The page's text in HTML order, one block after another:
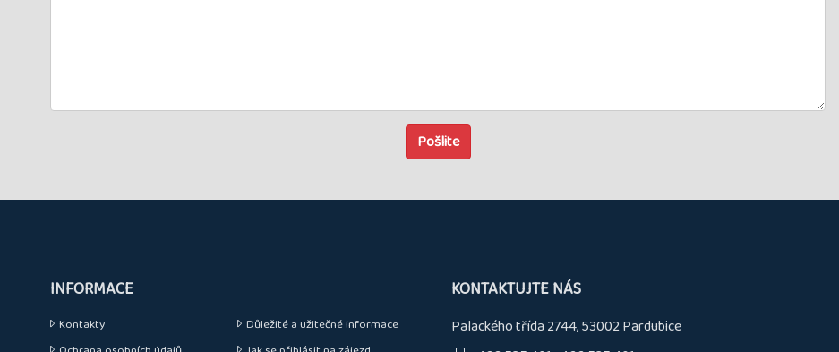
Pošlite
INFORMACE
Kontakty
Důležité a užitečné informace
KONTAKTUJTE NÁS
Palackého třída 2744, 53002 Pardubice